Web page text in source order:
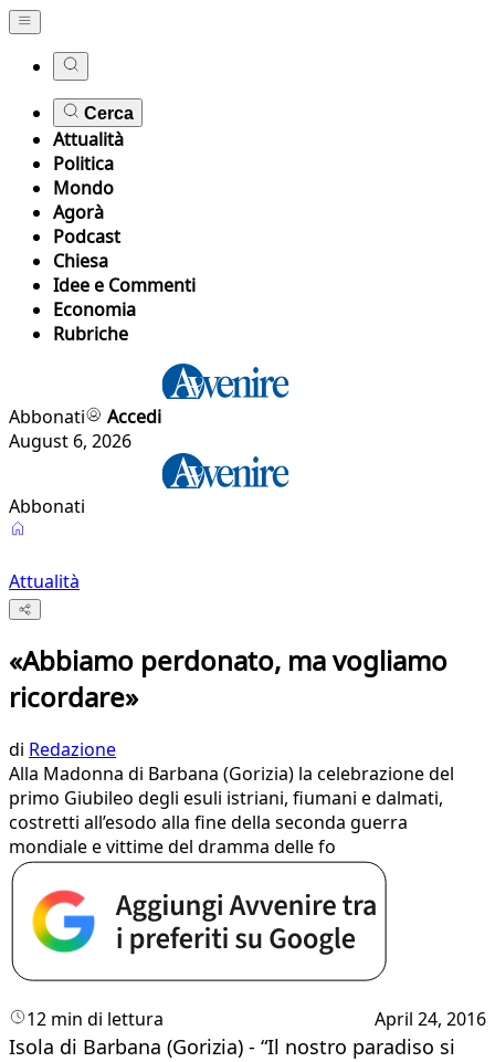
Cerca
Attualità
Politica
Mondo
Agorà
Podcast
Chiesa
Idee e Commenti
Economia
Rubriche
Abbonati
Accedi
August 6, 2026
Abbonati
Attualità
«Abbiamo perdonato, ma vogliamo
ricordare»
di Redazione
​Alla Madonna di Barbana (Gorizia) la celebrazione del
primo Giubileo degli esuli istriani, fiumani e dalmati,
costretti all’esodo alla fine della seconda guerra
mondiale e vittime del dramma delle fo
12 min di lettura April 24, 2016
Isola di Barbana (Gorizia) - “Il nostro paradiso si